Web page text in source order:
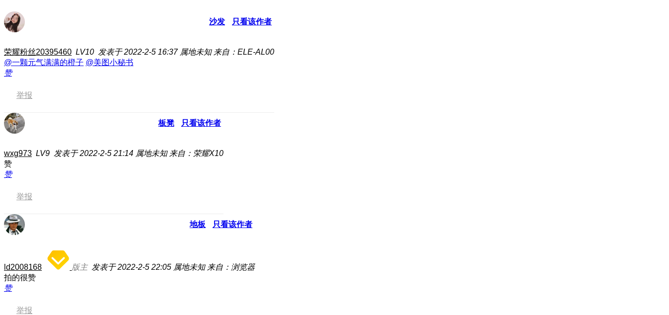
沙发 只看该作者
荣耀粉丝20395460 LV10 发表于 2022-2-5 16:37 属地未知 来自：ELE-AL00
@一颗元气满满的橙子 @美图小秘书
赞
举报
板凳 只看该作者
wxg973 LV9 发表于 2022-2-5 21:14 属地未知 来自：荣耀X10
赞
赞
举报
地板 只看该作者
ld2008168 版主 发表于 2022-2-5 22:05 属地未知 来自：浏览器
拍的很赞
赞
举报